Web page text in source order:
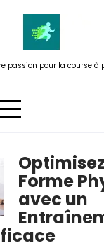
passion pour la course à
Forme
avec un